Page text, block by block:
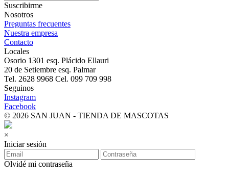
Suscribirme
Nosotros
Preguntas frecuentes
Nuestra empresa
Contacto
Locales
Osorio 1301 esq. Plácido Ellauri
20 de Setiembre esq. Palmar
Tel. 2628 9968 Cel. 099 709 998
Seguinos
Instagram
Facebook
© 2026 SAN JUAN - TIENDA DE MASCOTAS
×
Iniciar sesión
Olvidé mi contraseña